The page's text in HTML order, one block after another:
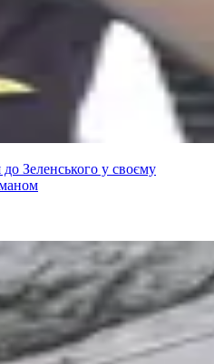
до Зеленського у своєму